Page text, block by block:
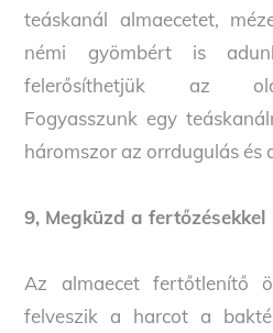
teáskanál almaecetet,
némi gyömbért is
felerősíthetjük az
Fogyasszunk egy
háromszor az orrdugulás és
9, Megküzd a fertőzésekkel
Az almaecet fertőtlenítő
felveszik a harcot a